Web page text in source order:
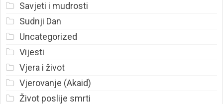
Savjeti i mudrosti
Sudnji Dan
Uncategorized
Vijesti
Vjera i život
Vjerovanje (Akaid)
Život poslije smrti